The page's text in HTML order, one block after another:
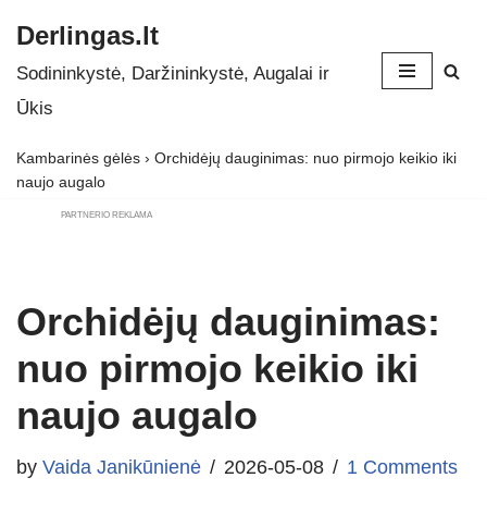
Skip
to
Derlingas.lt
Sodininkystė, Daržininkystė, Augalai ir
Ūkis
Kambarinės gėlės › Orchidėjų dauginimas: nuo pirmojo keikio iki
naujo augalo
PARTNERIO REKLAMA
Orchidėjų dauginimas:
nuo pirmojo keikio iki
naujo augalo
by Vaida Janikūnienė 2026-05-08 1 Comments